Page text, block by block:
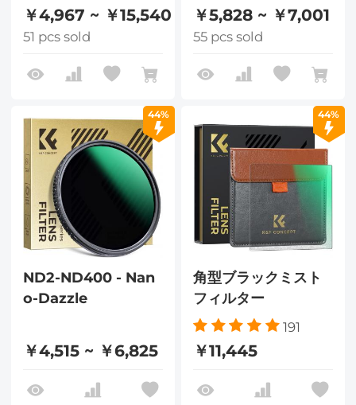
￥4,967 ~ ￥15,540
51 pcs sold
￥5,828 ~ ￥7,001
55 pcs sold
44%
ND2-ND400 - Nan
o-Dazzle
￥4,515 ~ ￥6,825
44%
角型ブラックミスト
フィルター
191
￥11,445